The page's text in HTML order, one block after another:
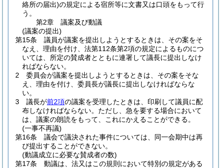
絡所の届出)の規定による宿所等に文書又は口頭をもって行
う。
第2章
議案及び動議
(議案の提出)
第15条
議員が議案を提出しようとするときは、その案をそ
なえ、理由を付け、法第112条第2項の規定によるものにつ
いては、所定の賛成者とともに連署して議長に提出しなけ
ればならない。
2
委員会が議案を提出しようとするときは、その案をそな
え、理由を付け、委員長が議長に提出しなければならな
い。
3
議長が前2項の議案を受理したときは、印刷して議員に配
布しなければならない。 ただし、急を要する場合において
は、議案の朗読をもって、これにかえることができる。
(一事不再議)
第16条
議会で議決された事件については、同一会期中は再
び提出することができない。
(動議成立に必要な賛成者の数)
第17条
動議は、法又はこの規則において特別の規定がある